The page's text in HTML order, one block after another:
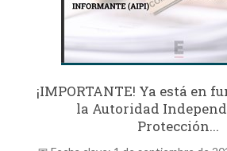
¡IMPORTANTE! Ya está en
la Autoridad
Protección...